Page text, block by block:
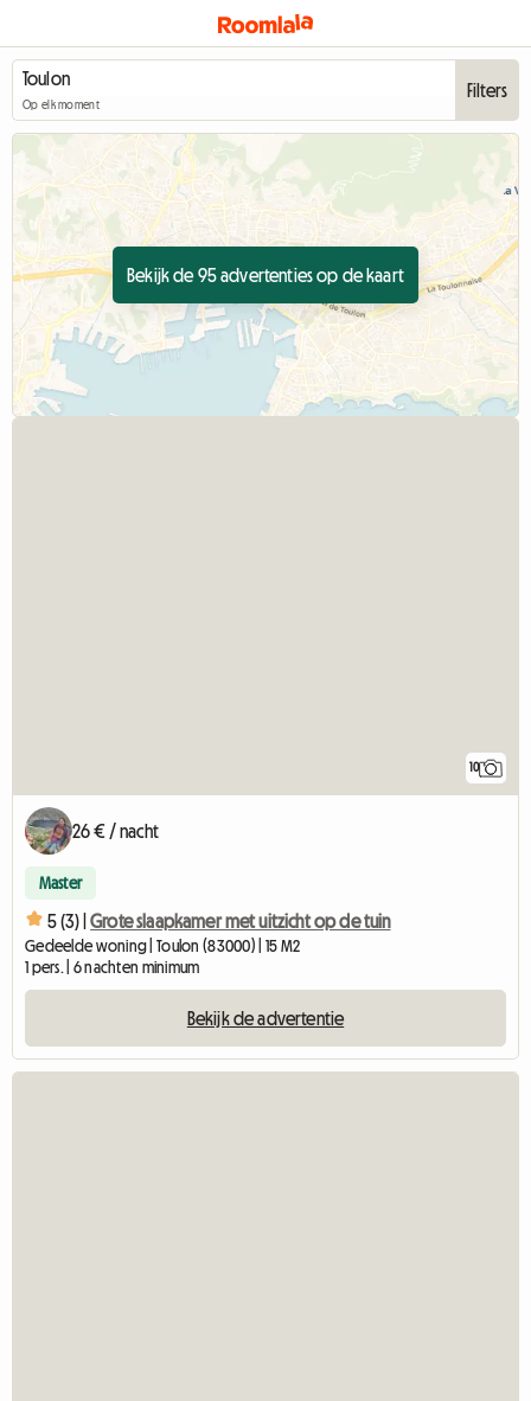
Op elk moment
Filters
Bekijk de 95 advertenties op de kaart
10
26 € / nacht
Master
5 (3) | Grote slaapkamer met uitzicht op de tuin
Gedeelde woning | Toulon (83000) | 15 M2
1 pers. | 6 nachten minimum
Bekijk de advertentie